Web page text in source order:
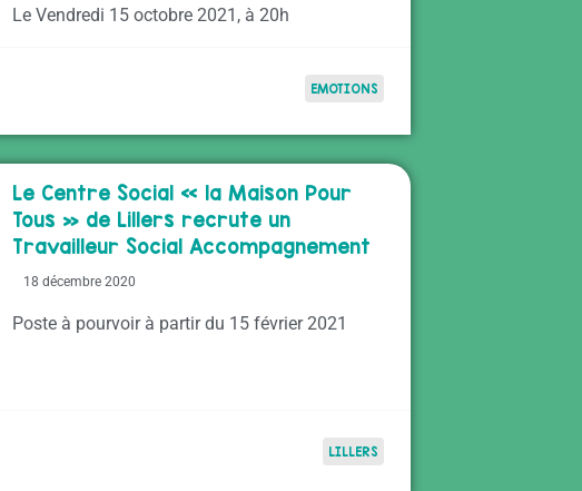
Le Vendredi 15 octobre 2021, à 20h
EMOTIONS
Le Centre Social « la Maison Pour
Tous » de Lillers recrute un
Travailleur Social Accompagnement
18 décembre 2020
Poste à pourvoir à partir du 15 février 2021
LILLERS